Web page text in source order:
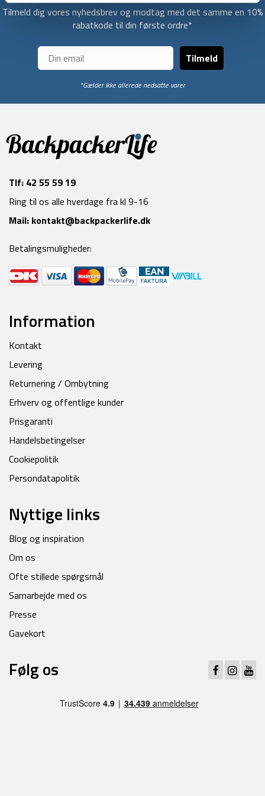
Tilmeld dig vores nyhedsbrev og modtag med det samme en 10%
rabatkode til din første ordre*
Tilmeld
*Gælder ikke allerede nedsatte varer
Tlf: 42 55 59 19
Ring til os alle hverdage fra kl 9-16
Mail: kontakt@backpackerlife.dk
Betalingsmuligheder:
Information
Kontakt
Levering
Returnering / Ombytning
Erhverv og offentlige kunder
Prisgaranti
Handelsbetingelser
Cookiepolitik
Persondatapolitik
Nyttige links
Blog og inspiration
Om os
Ofte stillede spørgsmål
Samarbejde med os
Presse
Gavekort
Følg os